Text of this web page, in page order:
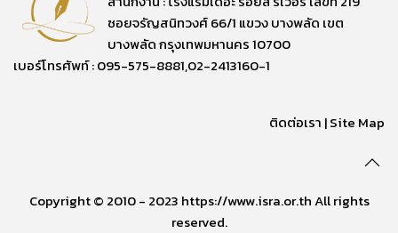
ซอยจรัญสนิทวงศ์ 66/1 แขวง บางพลัด เขต
บางพลัด กรุงเทพมหานคร 10700
เบอร์โทรศัพท์ : 095-575-8881,02-2413160-1
ติดต่อเรา |Site Map
Copyright © 2010 - 2023 https://www.isra.or.th All rights
reserved.